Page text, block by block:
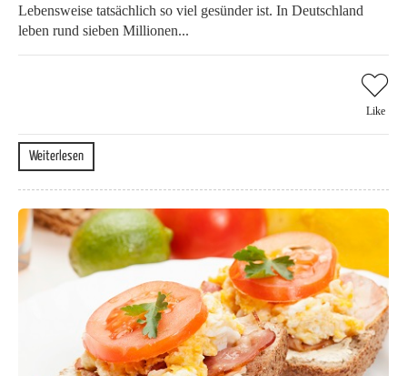
Lebensweise tatsächlich so viel gesünder ist. In Deutschland
leben rund sieben Millionen...
Like
Weiterlesen